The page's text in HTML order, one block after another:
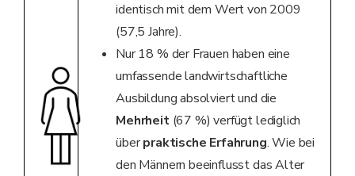
identisch mit dem Wert von 2009
(57,5 Jahre).
Nur 18 % der Frauen haben eine
umfassende landwirtschaftliche
Ausbildung absolviert und die
Mehrheit(67 %) verfügt lediglich
überpraktische Erfahrung. Wie bei
den Männern beeinflusst das Alter